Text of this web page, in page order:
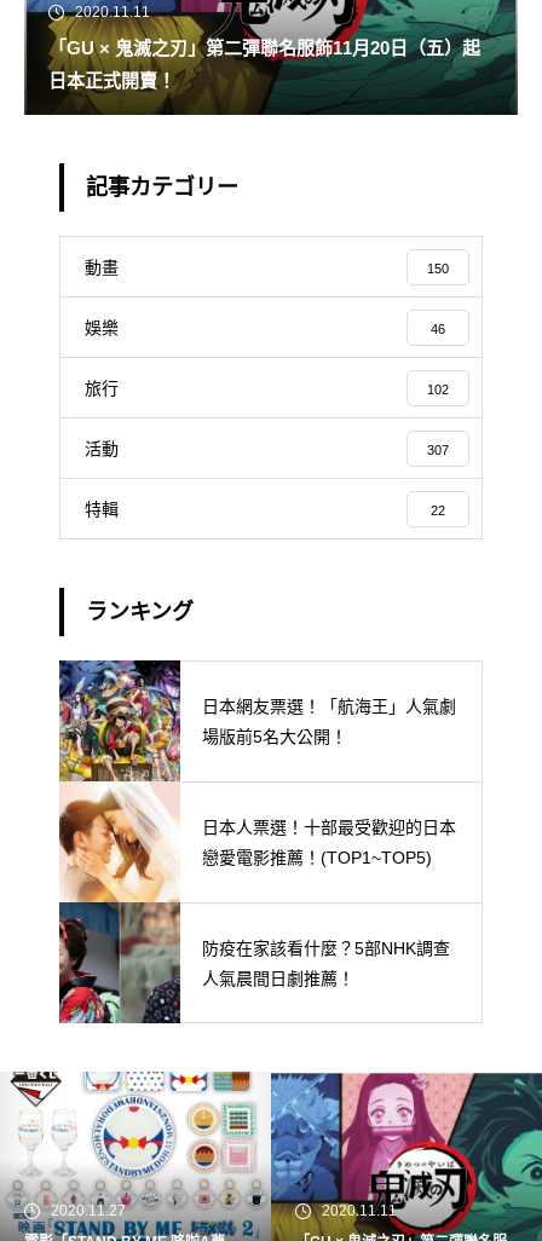
2020.11.11
「GU × 鬼滅之刃」第二彈聯名服飾11月20日（五）起
日本正式開賣！
記事カテゴリー
動畫 150
娛樂 46
旅行 102
活動 307
特輯 22
ランキング
日本網友票選！「航海王」人氣劇
場版前5名大公開！
日本人票選！十部最受歡迎的日本
戀愛電影推薦！(TOP1~TOP5)
防疫在家該看什麼？5部NHK調查
人氣晨間日劇推薦！
2020.11.27
2020.11.11